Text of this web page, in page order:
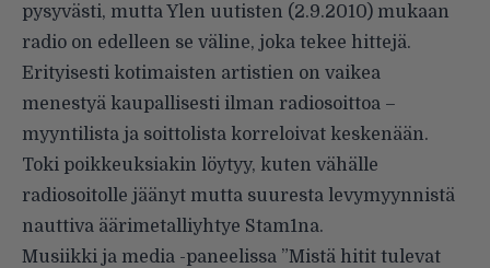
pysyvästi, mutta Ylen uutisten (2.9.2010) mukaan
radio on edelleen se väline, joka tekee hittejä.
Erityisesti kotimaisten artistien on vaikea
menestyä kaupallisesti ilman radiosoittoa –
myyntilista ja soittolista korreloivat keskenään.
Toki poikkeuksiakin löytyy, kuten vähälle
radiosoitolle jäänyt mutta suuresta levymyynnistä
nauttiva äärimetalliyhtye Stam1na.
Musiikki ja media -paneelissa ”Mistä hitit tulevat